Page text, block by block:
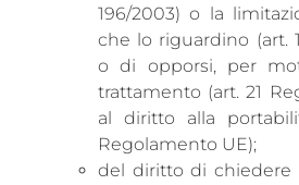
196/2003) o la
che lo riguardino (art.
o di opporsi, per
trattamento (art. 21
al diritto alla
Regolamento UE);
del diritto di chiedere